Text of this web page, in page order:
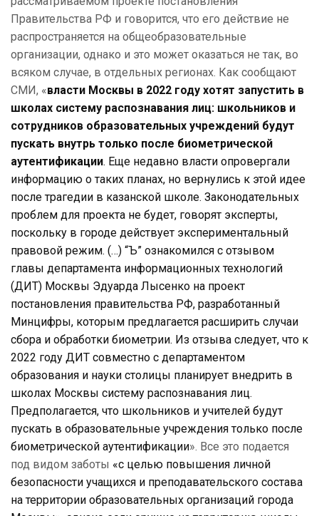
Правительства РФ и говорится, что его действие не
распространяется на общеобразовательные
организации, однако и это может оказаться не так, во
всяком случае, в отдельных регионах. Как сообщают
СМИ, «власти Москвы в 2022 году хотят запустить в
школах систему распознавания лиц: школьников и
сотрудников образовательных учреждений будут
пускать внутрь только после биометрической
аутентификации. Еще недавно власти опровергали
информацию о таких планах, но вернулись к этой идее
после трагедии в казанской школе. Законодательных
проблем для проекта не будет, говорят эксперты,
поскольку в городе действует экспериментальный
правовой режим. (…) “Ъ” ознакомился с отзывом
главы департамента информационных технологий
(ДИТ) Москвы Эдуарда Лысенко на проект
постановления правительства РФ, разработанный
Минцифры, которым предлагается расширить случаи
сбора и обработки биометрии. Из отзыва следует, что к
2022 году ДИТ совместно с департаментом
образования и науки столицы планирует внедрить в
школах Москвы систему распознавания лиц.
Предполагается, что школьников и учителей будут
пускать в образовательные учреждения только после
биометрической аутентификации». Все это подается
под видом заботы «с целью повышения личной
безопасности учащихся и преподавательского состава
на территории образовательных организаций города